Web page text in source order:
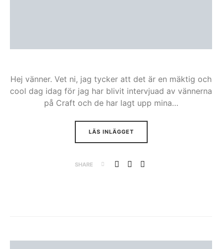
Hej vänner. Vet ni, jag tycker att det är en mäktig och
cool dag idag för jag har blivit intervjuad av vännerna
på Craft och de har lagt upp mina…
LÄS INLÄGGET
SHARE